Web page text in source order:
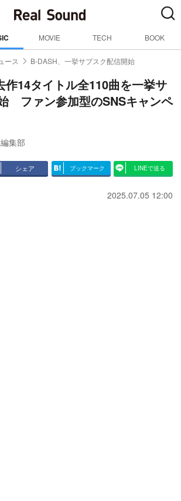
MOVIE TECH BOOK
ース B-DASH、一挙サブスク配信開始
作14タイトル全110曲を一挙サ
ファン参加型のSNSキャンペ
集部
シェア ブックマーク LINEで送る
2025.07.05 12:00